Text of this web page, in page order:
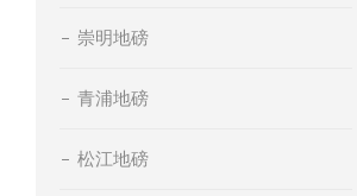
崇明地磅
青浦地磅
松江地磅